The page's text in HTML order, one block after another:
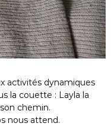
activités dynamiques
la couette : Layla la
chemin.
nous attend.